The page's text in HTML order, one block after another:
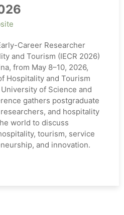
Career Researcher
and Tourism (IECR 2026)
from May 8–10, 2026,
Hospitality and Tourism
of Science and
gathers postgraduate
and hospitality
world to discuss
tourism, service
and innovation.